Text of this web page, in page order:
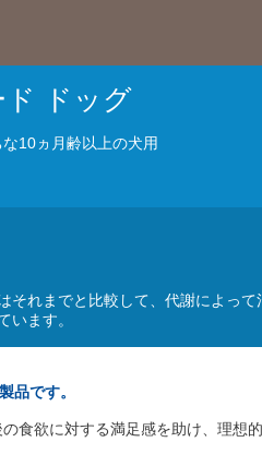
ドッグ
10ヵ月齢以上の犬用
それまでと比較して、代謝によっ
います。
品です。
食欲に対する満足感を助け、理想